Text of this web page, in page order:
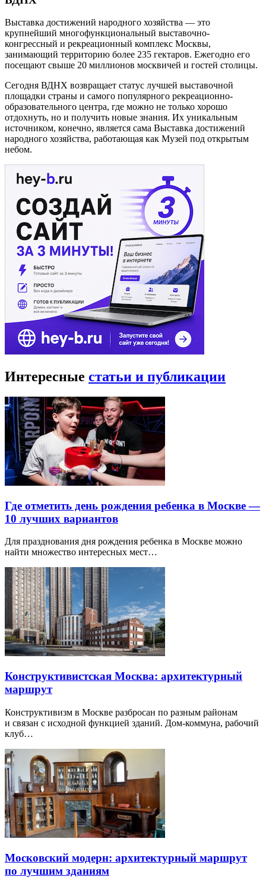
Выставка достижений народного хозяйства — это
крупнейший многофункциональный выставочно-
конгрессный и рекреационный комплекс Москвы,
занимающий территорию более 235 гектаров. Ежегодно его
посещают свыше 20 миллионов москвичей и гостей столицы.
Сегодня ВДНХ возвращает статус лучшей выставочной
площадки страны и самого популярного рекреационно-
образовательного центра, где можно не только хорошо
отдохнуть, но и получить новые знания. Их уникальным
источником, конечно, является сама Выставка достижений
народного хозяйства, работающая как Музей под открытым
небом.
Интересные статьи и публикации
Где отметить день рождения ребенка в Москве —
10 лучших вариантов
Для празднования дня рождения ребенка в Москве можно
найти множество интересных мест…
Конструктивистская Москва: архитектурный
маршрут
Конструктивизм в Москве разбросан по разным районам
и связан с исходной функцией зданий. Дом-коммуна, рабочий
клуб…
Московский модерн: архитектурный маршрут
по лучшим зданиям